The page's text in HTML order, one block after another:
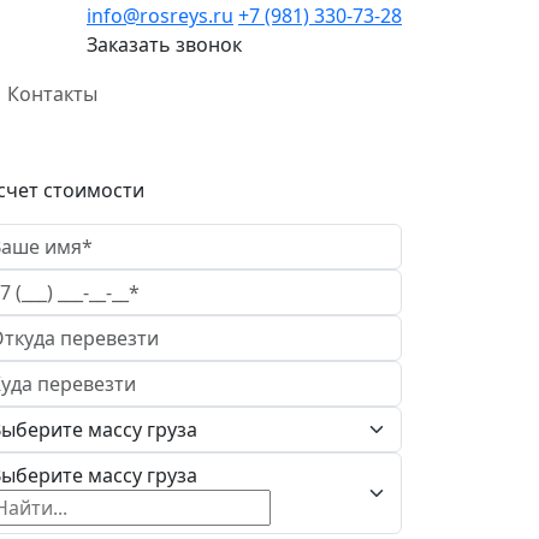
info@rosreys.ru +7 (981) 330-73-28
Заказать звонок
Контакты
стоимости
массу груза